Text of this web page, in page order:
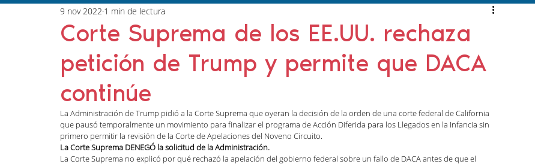
Año Electoral Carolina Antonini Kathleen Hoyos
Sonal Shah Liann Campagne Bethany Biswas Inmigración de negocios
Defensa de deportación DACA Hablando con Carolina Podcast
Inmigración familiar LGBTQI+ Naturalización Green Card Noticias y anuncios
Corte Suprema de los EE.UU. rechaza
petición de Trump y permite que DACA
continúe
9 nov 2022 1 min de lectura
La Administración de Trump pidió a la Corte Suprema que oyeran la decisión de la orden de una corte federal de California
que pausó temporalmente un movimiento para finalizar el programa de Acción Diferida para los Llegados en la Infancia sin
primero permitir la revisión de la Corte de Apelaciones del Noveno Circuito.
La Corte Suprema DENEGÓ la solicitud de la Administración.
La Corte Suprema no explicó por qué rechazó la apelación del gobierno federal sobre un fallo de DACA antes de que el